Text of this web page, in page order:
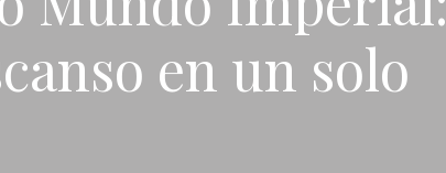
en un solo